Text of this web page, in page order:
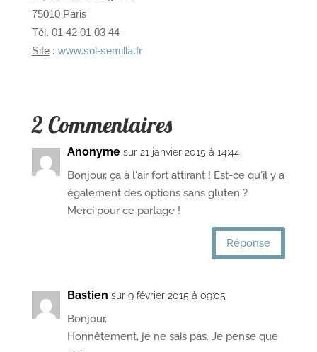
75010 Paris
Tél. 01 42 01 03 44
Site: www.sol-semilla.fr
2 Commentaires
Anonyme sur 21 janvier 2015 à 14:44
Bonjour, ça à l'air fort attirant ! Est-ce qu'il y a
également des options sans gluten ?
Merci pour ce partage !
Réponse
Bastien sur 9 février 2015 à 09:05
Bonjour,
Honnêtement, je ne sais pas. Je pense que